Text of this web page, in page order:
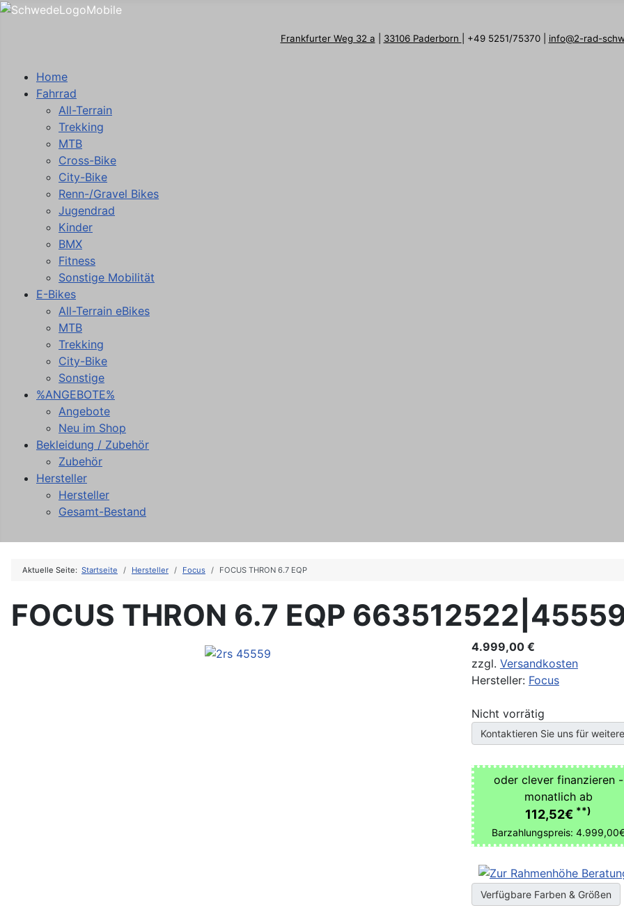
Frankfurter Weg 32 a 33106 Paderborn | +49 5251/75370 | info@2-rad-
Home
Fahrrad
All-Terrain
Trekking
MTB
Cross-Bike
City-Bike
Renn-/Gravel Bikes
Jugendrad
Kinder
BMX
Fitness
Sonstige Mobilität
E-Bikes
All-Terrain eBikes
MTB
Trekking
City-Bike
Sonstige
%ANGEBOTE%
Angebote
Neu im Shop
Bekleidung / Zubehör
Zubehör
Hersteller
Hersteller
Gesamt-Bestand
Aktuelle Seite: Startseite Hersteller Focus FOCUS THRON 6.7 EQP
FOCUS THRON 6.7 EQP
4.999,00 €
zzgl. Versandkosten
Hersteller: Focus
Nicht vorrätig
Kontaktieren Sie uns für
oder clever finanzieren -
monatlich ab
112,52€ **)
Barzahlungspreis:
Verfügbare Farben & Größen